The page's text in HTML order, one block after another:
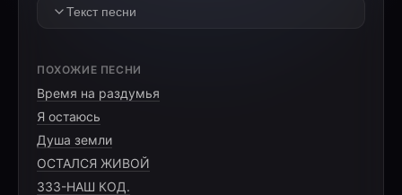
Текст песни
[ОДИНОКИЕ, ПЕЧАЛЬНЫЕ НОТЫ ПИАНИНО. ЗВУК
ПЕРЕЛИСТЫВАЕМОЙ СТРАНИЦЫ. ЛЕГКИЙ, ЕДВА
УЛОВИМЫЙ ГУЛ ЭМБИЕНТА.]
ПОХОЖИЕ ПЕСНИ
Время на раздумья
Я остаюсь
Душа земли
ОСТАЛСЯ ЖИВОЙ
333-НАШ КОД.